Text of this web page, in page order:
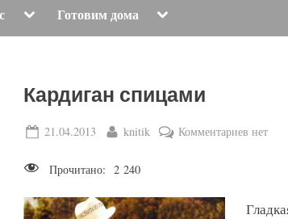
т
о
в
е
т
с
описанием
и
Toggle
menu
Готовим дома Toggle
menu
Кардиган спицами
Posted
21.04.2013 By
knitik Комментариев кнет
Прочитано: 2 240